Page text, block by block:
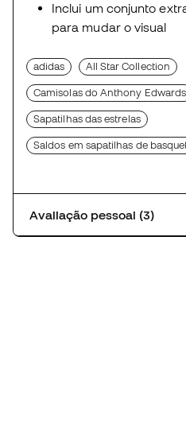
Inclui um conjunto
para mudar o visual
adidas All Star Collection
Camisolas do Anthony Edwards
Sapatilhas das estrelas
Saldos em sapatilhas de
Avaliação pessoal (3)